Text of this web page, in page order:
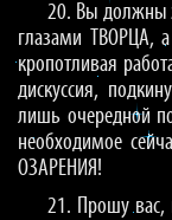
20. Вы должны
глазами ТВОРЦА,
кропотливая
дискуссия,
лишь очередной
необходимое
ОЗАРЕНИЯ!
21. Прошу вас,